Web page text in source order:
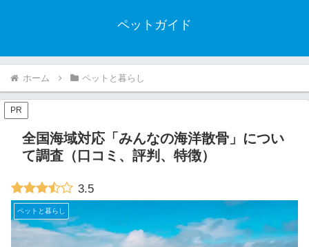
ペットガイド
ホーム ペットと暮らし
PR
全国海域対応「みんなの海洋散骨」につい
て調査（口コミ、評判、特徴）
3.5
ペットと暮らし